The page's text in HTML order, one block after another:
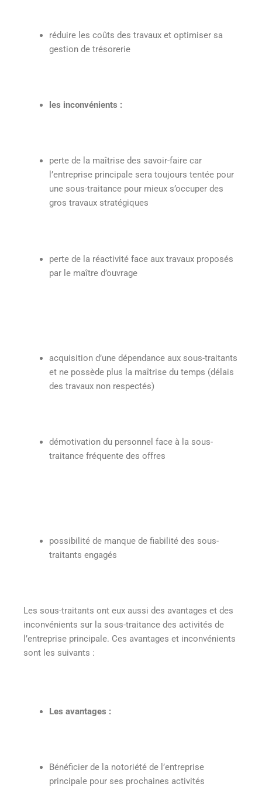
réduire les coûts des travaux et optimiser sa
gestion de trésorerie
les inconvénients :
perte de la maîtrise des savoir-faire car
l’entreprise principale sera toujours tentée pour
une sous-traitance pour mieux s’occuper des
gros travaux stratégiques
perte de la réactivité face aux travaux proposés
par le maître d’ouvrage
acquisition d’une dépendance aux sous-traitants
et ne possède plus la maîtrise du temps (délais
des travaux non respectés)
démotivation du personnel face à la sous-
traitance fréquente des offres
possibilité de manque de fiabilité des sous-
traitants engagés
Les sous-traitants ont eux aussi des avantages et des
inconvénients sur la sous-traitance des activités de
l’entreprise principale. Ces avantages et inconvénients
sont les suivants :
Les avantages :
Bénéficier de la notoriété de l’entreprise
principale pour ses prochaines activités